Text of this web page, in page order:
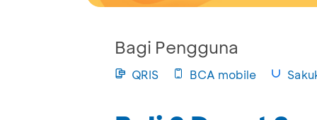
Bagi Pengguna
QRIS BCA mobile